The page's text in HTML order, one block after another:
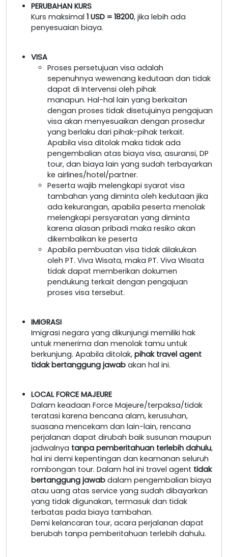
PERUBAHAN KURS
Kurs maksimal 1 USD = 18200, jika lebih ada
penyesuaian biaya.
VISA
Proses persetujuan visa adalah
sepenuhnya wewenang kedutaan dan tidak
dapat di Intervensi oleh pihak
manapun. Hal-hal lain yang berkaitan
dengan proses tidak disetujuinya pengajuan
visa akan menyesuaikan dengan prosedur
yang berlaku dari pihak-pihak terkait.
Apabila visa ditolak maka tidak ada
pengembalian atas biaya visa, asuransi, DP
tour, dan biaya lain yang sudah terbayarkan
ke airlines/hotel/partner.
Peserta wajib melengkapi syarat visa
tambahan yang diminta oleh kedutaan jika
ada kekurangan, apabila peserta menolak
melengkapi persyaratan yang diminta
karena alasan pribadi maka resiko akan
dikembalikan ke peserta
Apabila pembuatan visa tidak dilakukan
oleh PT. Viva Wisata, maka PT. Viva Wisata
tidak dapat memberikan dokumen
pendukung terkait dengan pengajuan
proses visa tersebut.
IMIGRASI
Imigrasi negara yang dikunjungi memiliki hak
untuk menerima dan menolak tamu untuk
berkunjung. Apabila ditolak, pihak travel agent
tidak bertanggung jawab akan hal ini.
LOCAL FORCE MAJEURE
Dalam keadaan Force Majeure/terpaksa/tidak
teratasi karena bencana alam, kerusuhan,
suasana mencekam dan lain-lain, rencana
perjalanan dapat dirubah baik susunan maupun
jadwalnya tanpa pemberitahuan terlebih dahulu,
hal ini demi kepentingan dan keamanan seluruh
rombongan tour. Dalam hal ini travel agent tidak
bertanggung jawab dalam pengembalian biaya
atau uang atas service yang sudah dibayarkan
yang tidak digunakan, termasuk dan tidak
terbatas pada biaya tambahan.
Demi kelancaran tour, acara perjalanan dapat
berubah tanpa pemberitahuan terlebih dahulu.